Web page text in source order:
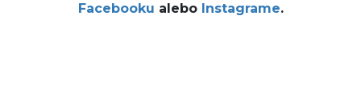
Facebooku alebo Instagrame.